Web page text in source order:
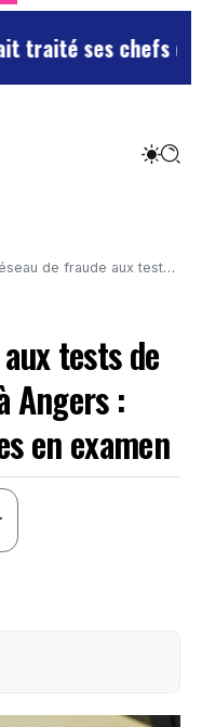
ses chefs de
aux tests de français démantelé à Angers : trois personnes mises en examen
tests de
Angers :
en examen